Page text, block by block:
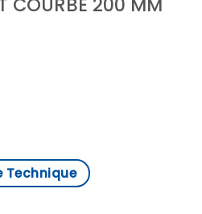
Technique